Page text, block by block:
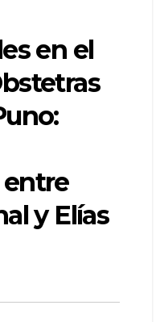
en el
entre
y Elías